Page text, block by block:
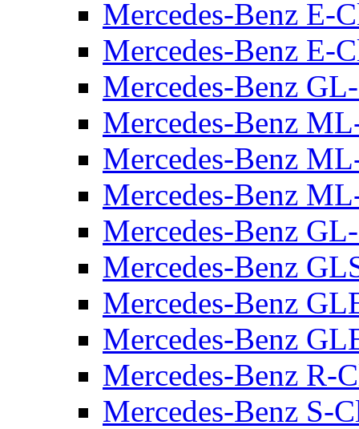
Mercedes-Benz E-
Mercedes-Benz E-
Mercedes-Benz
Mercedes-Benz
Mercedes-Benz
Mercedes-Benz
Mercedes-Benz
Mercedes-Benz
Mercedes-Benz
Mercedes-Benz
Mercedes-Benz R-
Mercedes-Benz S-